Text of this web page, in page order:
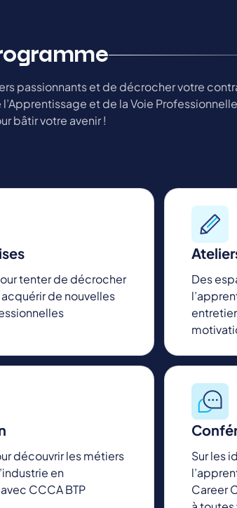
passionnants et de décrocher votre
et de la Voie
bâtir votre avenir !
tenter de décrocher
de nouvelles
Des
découvrir les métiers
en
CCCA BTP
Sur les
Career